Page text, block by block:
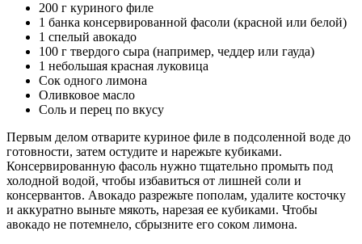
200 г куриного филе
1 банка консервированной фасоли (красной или белой)
1 спелый авокадо
100 г твердого сыра (например, чеддер или гауда)
1 небольшая красная луковица
Сок одного лимона
Оливковое масло
Соль и перец по вкусу
Первым делом отварите куриное филе в подсоленной воде до
готовности, затем остудите и нарежьте кубиками.
Консервированную фасоль нужно тщательно промыть под
холодной водой, чтобы избавиться от лишней соли и
консервантов. Авокадо разрежьте пополам, удалите косточку
и аккуратно выньте мякоть, нарезая ее кубиками. Чтобы
авокадо не потемнело, сбрызните его соком лимона.